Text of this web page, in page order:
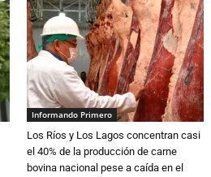
Informando Primero
Los Ríos y Los Lagos concentran casi
el 40% de la producción de carne
bovina nacional pese a caída en el